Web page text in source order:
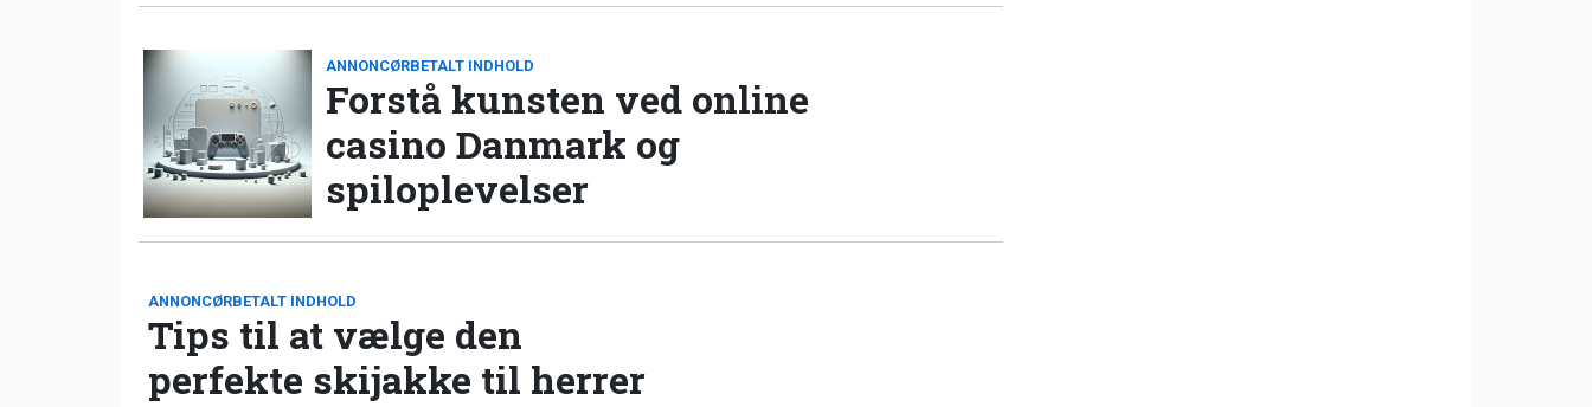
ANNONCØRBETALT INDHOLD
Forstå kunsten ved online
casino Danmark og
spiloplevelser
ANNONCØRBETALT INDHOLD
Tips til at vælge den
perfekte skijakke til herrer